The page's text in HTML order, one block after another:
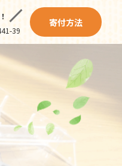
39
寄付方法